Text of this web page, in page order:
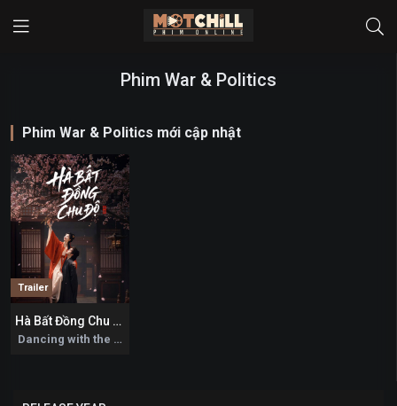
Phim War & Politics
Phim War & Politics mới cập nhật
Trailer
0
Hà Bất Đồng Chu Độ
Dancing with the Tide 2026